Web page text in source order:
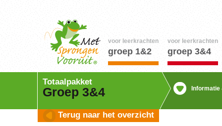
voor leerkrachten
groep 1&2
voor leerkrachten
groep 3&4
Totaalpakket
Groep 3&4
Terug naar het overzicht
Informatie